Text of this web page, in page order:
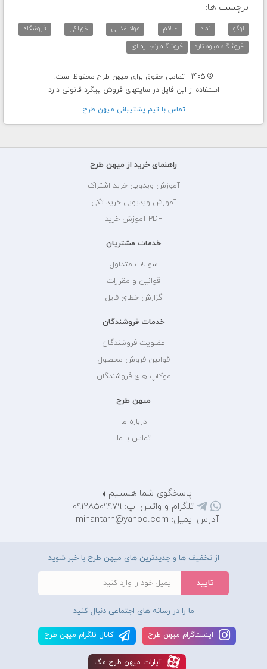
برچسب ها:
لوگو نماد علائم مواد غذایی خوراکی
فروشگاه
فروشگاه میوه تازه
فروشگاه زنجیره ای
© 1405 - تمامی حقوق برای میهن طرح محفوظ است.
استفاده از این فایل در سایتهای فروش پیگرد قانونی دارد
تماس با تيم پشتيبانی ميهن طرح
راهنمای خرید از میهن طرح
آموزش ویدویی خرید اشتراک
آموزش ویدیویی خرید تکی
PDF آموزش خرید
خدمات مشتریان
سوالات متداول
قوانین و مقررات
گزارش خطای فایل
خدمات فروشندگان
عضویت فروشندگان
قوانین فروش محصول
موکاپ های فروشندگان
میهن طرح
درباره ما
تماس با ما
پاسخگوی شما هستیم
تلگرام و واتس اپ: 09128509979
آدرس ایمیل: mihantarh@yahoo.com
از تخفیف ها و جدیدترین های میهن طرح با خبر شوید
ما را در رسانه های اجتماعی دنبال کنید
اينستاگرام ميهن طرح کانال تلگرام ميهن طرح
آپارات ميهن طرح مگ